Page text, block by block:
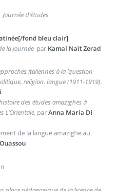
Journée d’études
fond bleu clair]
la journée, par Kamal Naït Zerad
italiennes à la ’question
religion, langue (1911-1919),
des études amazighes à
L’Orientale, parAnna Maria Di
de la langue amazighe au